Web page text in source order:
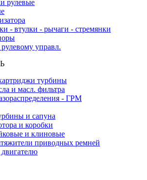
рулевые
- втулки - рычаги - стремянки
управл.
турбины
и масл. фильтра
- ГРМ
и сапуна
и коробки
и клиновые
приводных ремней